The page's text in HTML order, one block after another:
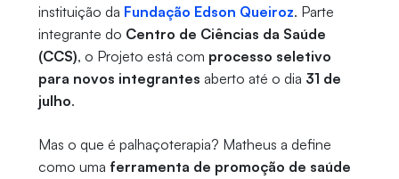
instituição da Fundação Edson Queiroz. Parte
integrante do Centro de Ciências da Saúde
(CCS), o Projeto está com processo seletivo
para novos integrantes aberto até o dia 31 de
julho.
Mas o que é palhaçoterapia? Matheus a define
como uma ferramenta de promoção de saúde